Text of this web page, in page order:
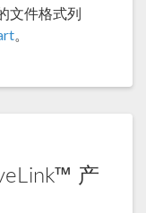
文件格式列
。
产